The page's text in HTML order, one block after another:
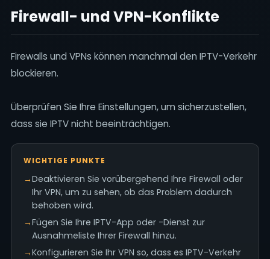
Firewall- und VPN-Konflikte
Firewalls und VPNs können manchmal den IPTV-Verkehr
blockieren.
Überprüfen Sie Ihre Einstellungen, um sicherzustellen,
dass sie IPTV nicht beeinträchtigen.
WICHTIGE PUNKTE
→Deaktivieren Sie vorübergehend Ihre Firewall oder
Ihr VPN, um zu sehen, ob das Problem dadurch
behoben wird.
→Fügen Sie Ihre IPTV-App oder -Dienst zur
Ausnahmeliste Ihrer Firewall hinzu.
→Konfigurieren Sie Ihr VPN so, dass es IPTV-Verkehr